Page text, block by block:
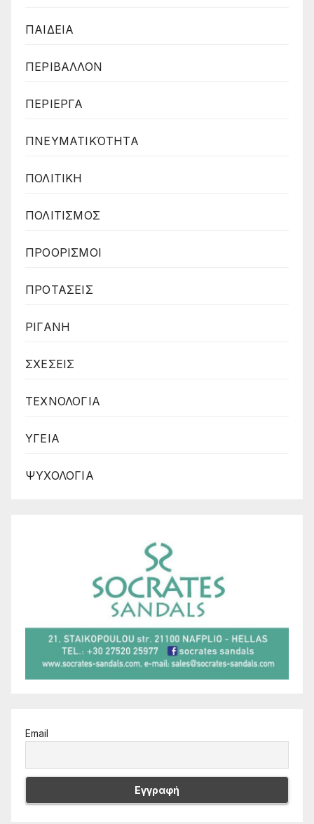
ΠΑΙΔΕΙΑ
ΠΕΡΙΒΑΛΛΟΝ
ΠΕΡΙΕΡΓΑ
ΠΝΕΥΜΑΤΙΚΌΤΗΤΑ
ΠΟΛΙΤΙΚΗ
ΠΟΛΙΤΙΣΜΟΣ
ΠΡΟΟΡΙΣΜΟΙ
ΠΡΟΤΑΣΕΙΣ
ΡΙΓΑΝΗ
ΣΧΕΣΕΙΣ
ΤΕΧΝΟΛΟΓΙΑ
ΥΓΕΙΑ
ΨΥΧΟΛΟΓΙΑ
Email